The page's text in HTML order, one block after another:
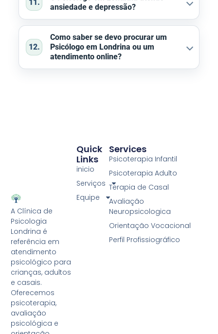
11.
ansiedade e depressão?
12.
Como saber se devo procurar um
Psicólogo em Londrina ou um
atendimento online?
A Clínica de
Psicologia
Londrina é
referência em
atendimento
psicológico para
crianças, adultos
e casais.
Oferecemos
psicoterapia,
avaliação
psicológica e
Services
Psicoterapia Infantil
Psicoterapia Adulto
Terapia de Casal
Avaliação
Neuropsicologica
Orientação Vocacional
Perfil Profissiográfico
Quick
Links
inicio
Serviços
Equipe